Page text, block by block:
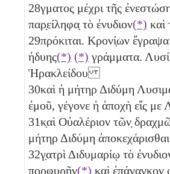
28γματος μέχρι τῆς
παρ̣είληφα̣ τὸ ἐνυδιον(*)
29πρόκιται. Κρονί̣ων
ἠδυης(*) (*) γράμματα.
Ἡρακλείδου
30καὶ ἡ μήτηρ Διδύμη
ἐμοῦ, γέγονε ἡ ἀποχὴ εἴς
31κ̣αὶ Οὐαλέριον τῶν̣
μήτηρ Διδύμη ἀποκεχάρισθαι
32γ̣ατρὶ Διδυμαρίῳ τὸ
πορφυρῆν(*) καὶ